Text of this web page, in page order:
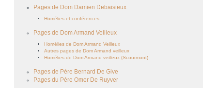
Pages de Dom Damien Debaisieux
Homélies et conférences
Pages de Dom Armand Veilleux
Homélies de Dom Armand Veilleux
Autres pages de Dom Armand veilleux
Homélies de Dom Armand veilleux (Scourmont)
Pages de Père Bernard De Give
Pages du Père Omer De Ruyver